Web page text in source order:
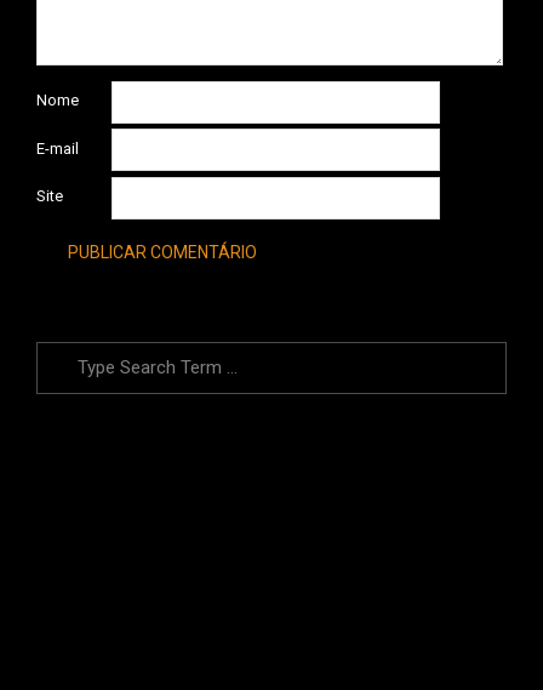
Nome
E-mail
Site